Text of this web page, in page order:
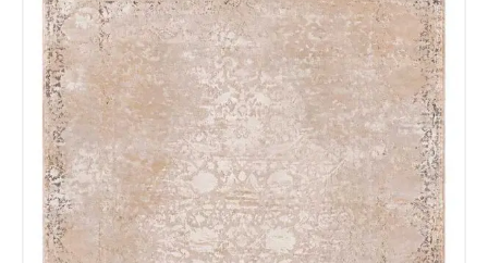
Acuerdo RGPD*
Doy mi consentimiento para que
esta web almacene la
información que envío para que
puedan responder a mi petición.
Recibir mi oferta